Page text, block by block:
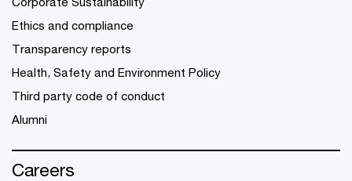
Ethics and compliance
Transparency reports
Health, Safety and Environment Policy
Third party code of conduct
Alumni
Careers